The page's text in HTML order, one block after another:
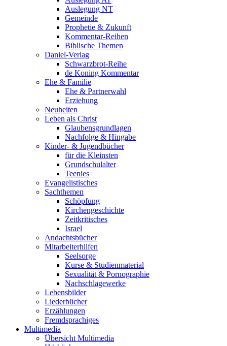
Auslegung NT
Gemeinde
Prophetie & Zukunft
Kommentar-Reihen
Biblische Themen
Daniel-Verlag
Schwarzbrot-Reihe
de Koning Kommentar
Ehe & Familie
Ehe & Partnerwahl
Erziehung
Neuheiten
Leben als Christ
Glaubensgrundlagen
Nachfolge & Hingabe
Kinder- & Jugendbücher
für die Kleinsten
Grundschulalter
Teenies
Evangelistisches
Sachthemen
Schöpfung
Kirchengeschichte
Zeitkritisches
Israel
Andachtsbücher
Mitarbeiterhilfen
Seelsorge
Kurse & Studienmaterial
Sexualität & Pornographie
Nachschlagewerke
Lebensbilder
Liederbücher
Erzählungen
Fremdsprachiges
Multimedia
Übersicht Multimedia